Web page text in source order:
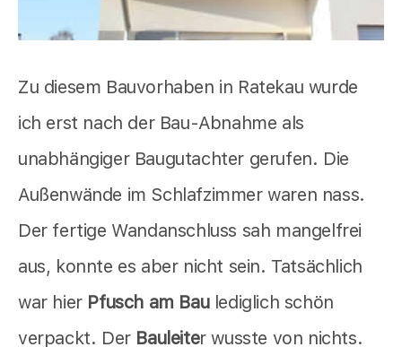
Zu diesem Bauvorhaben in Ratekau wurde
ich erst nach der Bau-Abnahme als
unabhängiger Baugutachter gerufen. Die
Außenwände im Schlafzimmer waren nass.
Der fertige Wandanschluss sah mangelfrei
aus, konnte es aber nicht sein. Tatsächlich
war hier Pfusch am Baulediglich schön
verpackt. Der Bauleiter wusste von nichts.